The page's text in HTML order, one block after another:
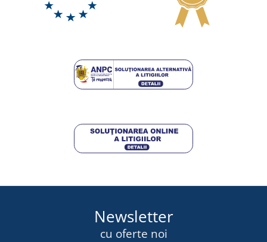
Prosop de baie Economy 70x140
44,75 lei
Newsletter
cu oferte noi